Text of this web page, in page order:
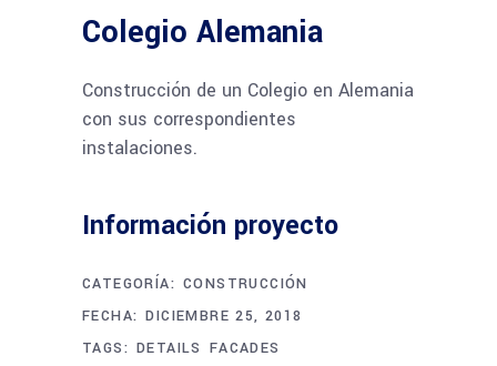
Colegio Alemania
Construcción de un Colegio en Alemania
con sus correspondientes
instalaciones.
Información proyecto
CATEGORÍA: CONSTRUCCIÓN
FECHA: DICIEMBRE 25, 2018
TAGS: DETAILS FACADES